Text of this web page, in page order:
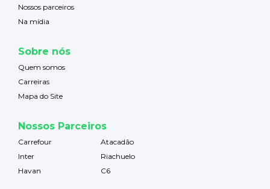
Nossos parceiros
Na mídia
Sobre nós
Quem somos
Carreiras
Mapa do Site
Nossos Parceiros
Carrefour
Atacadão
Inter
Riachuelo
Havan
C6